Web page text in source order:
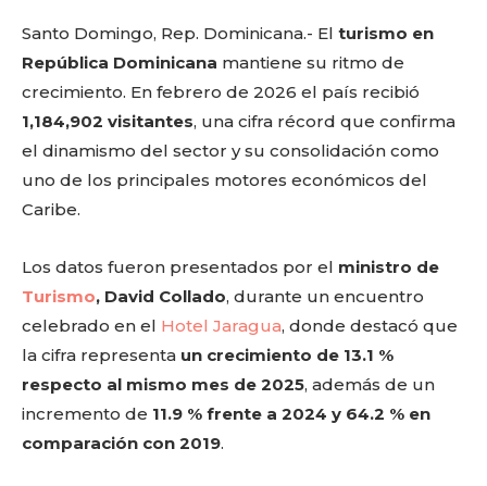
Santo Domingo, Rep. Dominicana.- El turismo en
República Dominicana mantiene su ritmo de
crecimiento. En febrero de 2026 el país recibió
1,184,902 visitantes, una cifra récord que confirma
el dinamismo del sector y su consolidación como
uno de los principales motores económicos del
Caribe.
Los datos fueron presentados por el ministro de
Turismo, David Collado, durante un encuentro
celebrado en el Hotel Jaragua, donde destacó que
la cifra representa un crecimiento de 13.1 %
respecto al mismo mes de 2025, además de un
incremento de 11.9 % frente a 2024 y 64.2 % en
comparación con 2019.